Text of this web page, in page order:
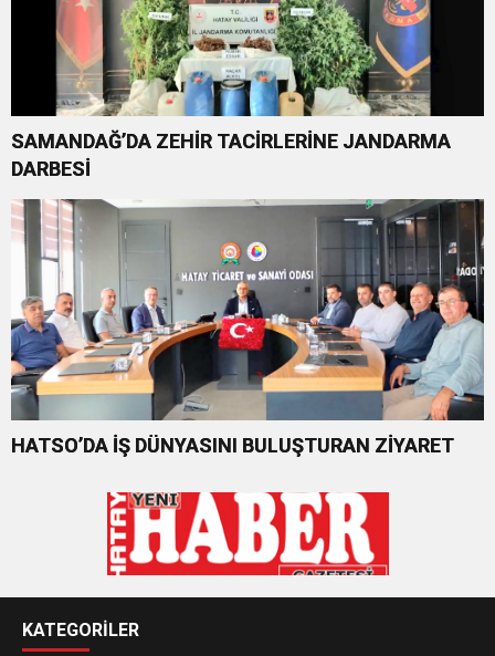
SAMANDAĞ’DA ZEHİR TACİRLERİNE JANDARMA
DARBESİ
HATSO’DA İŞ DÜNYASINI BULUŞTURAN ZİYARET
KATEGORİLER